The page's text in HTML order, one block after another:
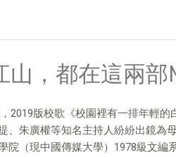
山，都在這兩部
2019版校歌《校園裡有一排年輕的
朱廣權等知名主持人紛紛出鏡為母
院（現中國傳媒大學）1978級文編